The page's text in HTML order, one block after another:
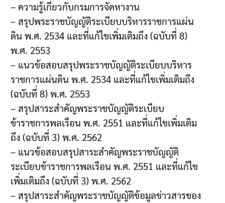
– ความรู้เกี่ยวกับกรมการจัดหางาน
– สรุปพระราชบัญญัติระเบียบบริหารราชการแผ่น
ดิน พ.ศ. 2534 และที่แก้ไขเพิ่มเติมถึง (ฉบับที่ 8)
พ.ศ. 2553
– แนวข้อสอบสรุปพระราชบัญญัติระเบียบบริหาร
ราชการแผ่นดิน พ.ศ. 2534 และที่แก้ไขเพิ่มเติมถึง
(ฉบับที่ 8) พ.ศ. 2553
– สรุปสาระสำคัญพระราชบัญญัติระเบียบ
ข้าราชการพลเรือน พ.ศ. 2551 และที่แก้ไขเพิ่มเติม
ถึง (ฉบับที่ 3) พ.ศ. 2562
– แนวข้อสอบสรุปสาระสำคัญพระราชบัญญัติ
ระเบียบข้าราชการพลเรือน พ.ศ. 2551 และที่แก้ไข
เพิ่มเติมถึง (ฉบับที่ 3) พ.ศ. 2562
– สรุปสาระสำคัญพระราชบัญญัติข้อมูลข่าวสารของ